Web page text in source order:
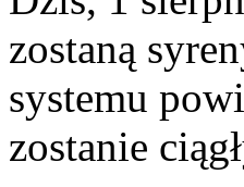
zostaną
systemu
zostanie